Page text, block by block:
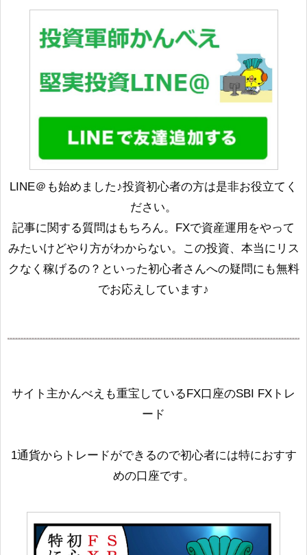
LINE＠も始めました♪投資初心者の方は是非お役立てく
ださい。
記事に関する質問はもちろん。FXで資産運用をやって
みたいけどやり方がわからない。この投資、本当にリス
クなく稼げるの？といった初心者さんへの疑問にも無料
でお応えしています♪
サイト主かんべえも重宝しているFX口座のSBI FXトレ
ード
1通貨からトレードができるので初心者には特におすす
めの口座です。